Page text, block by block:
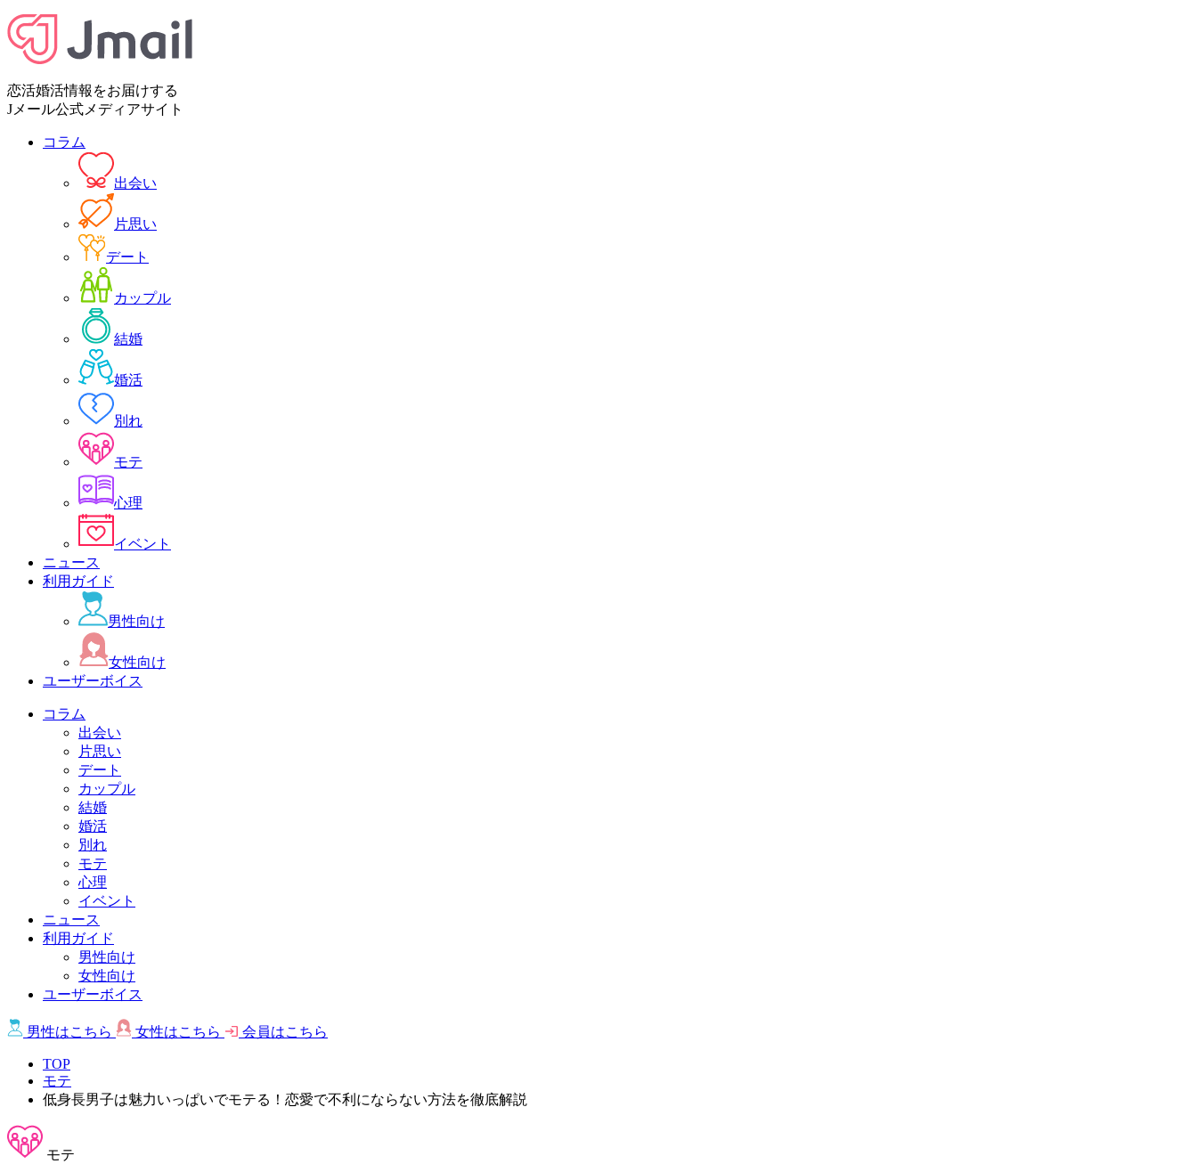
恋活婚活情報をお届けする
Jメール公式メディアサイト
コラム
出会い
片思い
デート
カップル
結婚
婚活
別れ
モテ
心理
イベント
ニュース
利用ガイド
男性向け
女性向け
ユーザーボイス
コラム
出会い
片思い
デート
カップル
結婚
婚活
別れ
モテ
心理
イベント
ニュース
利用ガイド
男性向け
女性向け
ユーザーボイス
男性はこちら 女性はこちら 会員はこちら
TOP
モテ
低身長男子は魅力いっぱいでモテる！恋愛で不利にならない方法を徹底解説
モテ